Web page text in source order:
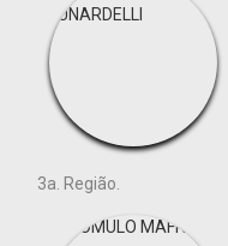
3a. Região.